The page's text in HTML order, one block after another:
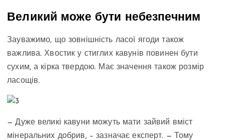
Великий може бути небезпечним
Зауважимо, що зовнішність ласої ягоди також
важлива. Хвостик у стиглих кавунів повинен бути
сухим, а кірка твердою. Має значення також розмір
ласощів.
— Дуже великі кавуни можуть мати зайвий вміст
мінеральних добрив, – зазначає експерт. — Тому